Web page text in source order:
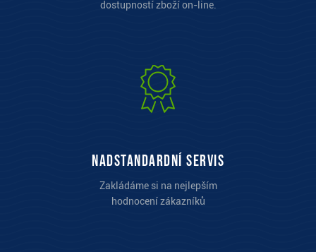
dostupností zboží on-line.
Nadstandardní servis
Zakládáme si na nejlepším
hodnocení zákazníků